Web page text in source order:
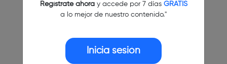
Regístrate ahoray accede por 7 días GRATIS
a lo mejor de nuestro contenido."
Inicia sesión